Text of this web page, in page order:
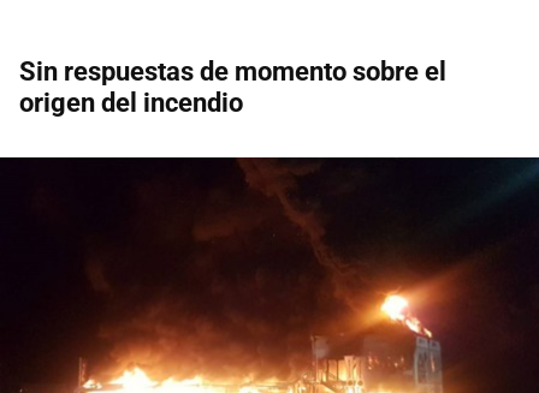
Sin respuestas de momento sobre el
origen del incendio